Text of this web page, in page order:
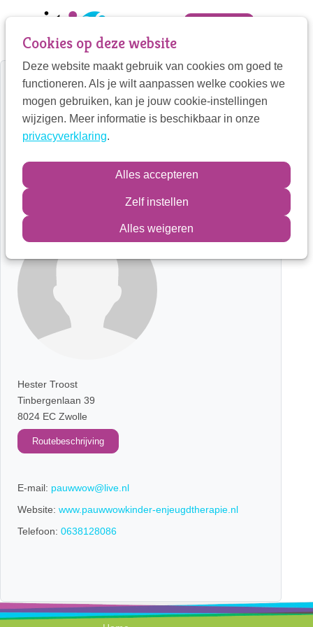
Cookies op deze website
Deze website maakt gebruik van cookies om goed te
functioneren. Als je wilt aanpassen welke cookies we
mogen gebruiken, kan je jouw cookie-instellingen
wijzigen. Meer informatie is beschikbaar in onze
privacyverklaring.
Alles accepteren
Zelf instellen
Alles weigeren
Jump
to
navigation
Jump
to
main
Therapeut detail
Pauwwow
Hester Troost
Kindertherapeut
Hester Troost
Tinbergenlaan 39
8024 EC Zwolle
Routebeschrijving
E-mail: pauwwow@live.nl
Website: www.pauwwowkinder-enjeugdtherapie.nl
Telefoon: 0638128086
Mijn VIT
Contactpersoon
Zoek
Inloggen